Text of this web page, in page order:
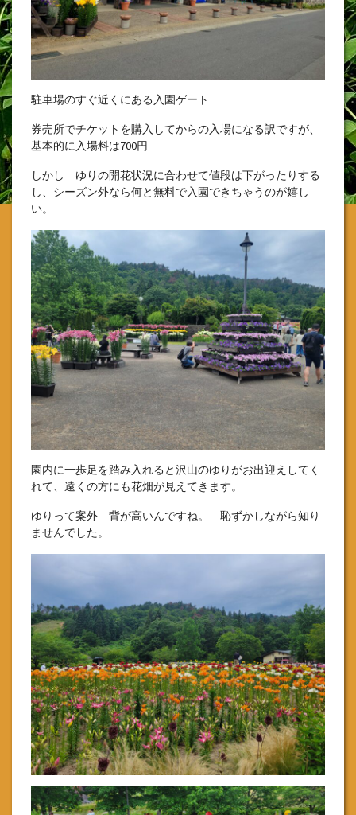
駐車場のすぐ近くにある入園ゲート
券売所でチケットを購入してからの入場になる訳ですが、
基本的に入場料は700円
しかし ゆりの開花状況に合わせて値段は下がったりする
し、シーズン外なら何と無料で入園できちゃうのが嬉し
い。
園内に一歩足を踏み入れると沢山のゆりがお出迎えしてく
れて、遠くの方にも花畑が見えてきます。
ゆりって案外 背が高いんですね。 恥ずかしながら知り
ませんでした。